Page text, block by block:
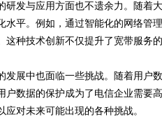
研发与应用方面也不遗余力。随着
水平。例如，通过智能化的网络管
这种技术创新不仅提升了宽带服务
发展中也面临一些挑战。随着用户
户数据的保护成为了电信企业需要
对未来可能出现的各种挑战。